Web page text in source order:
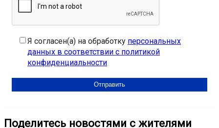
Я согласен(а) на обработку персональных
данных в соответствии с политикой
конфиденциальности
Поделитесь новостями с жителями